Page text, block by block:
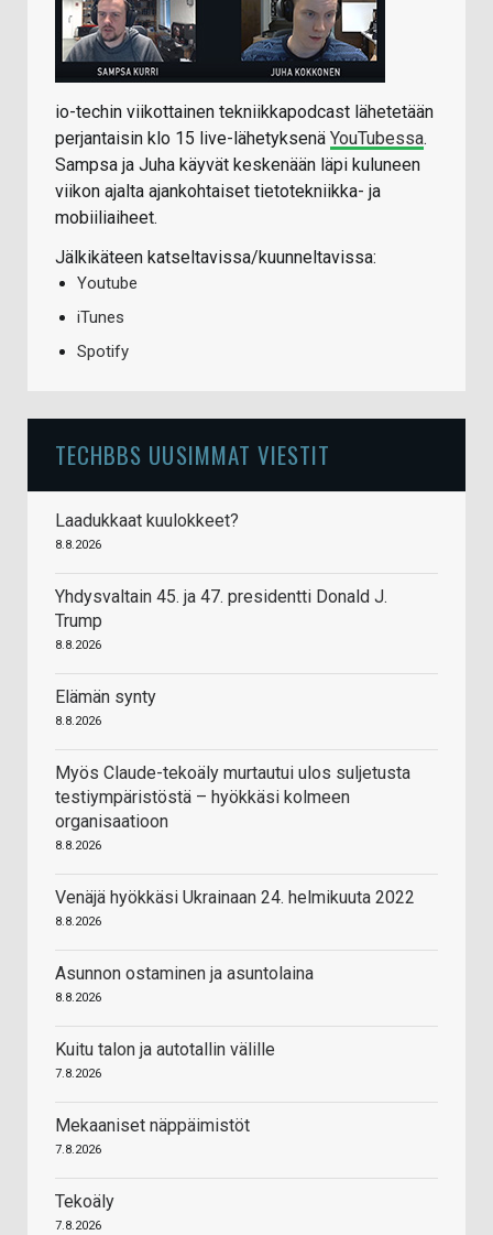
io-techin viikottainen tekniikkapodcast lähetetään
perjantaisin klo 15 live-lähetyksenä YouTubessa.
Sampsa ja Juha käyvät keskenään läpi kuluneen
viikon ajalta ajankohtaiset tietotekniikka- ja
mobiiliaiheet.
Jälkikäteen katseltavissa/kuunneltavissa:
Youtube
iTunes
Spotify
TECHBBS UUSIMMAT VIESTIT
Laadukkaat kuulokkeet?
8.8.2026
Yhdysvaltain 45. ja 47. presidentti Donald J.
Trump
8.8.2026
Elämän synty
8.8.2026
Myös Claude-tekoäly murtautui ulos suljetusta
testiympäristöstä – hyökkäsi kolmeen
organisaatioon
8.8.2026
Venäjä hyökkäsi Ukrainaan 24. helmikuuta 2022
8.8.2026
Asunnon ostaminen ja asuntolaina
8.8.2026
Kuitu talon ja autotallin välille
7.8.2026
Mekaaniset näppäimistöt
7.8.2026
Tekoäly
7.8.2026